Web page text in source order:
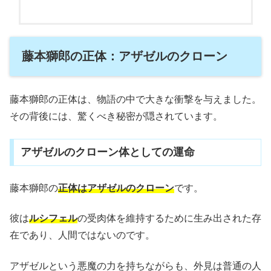
藤本獅郎の正体：アザゼルのクローン
藤本獅郎の正体は、物語の中で大きな衝撃を与えました。
その背後には、驚くべき秘密が隠されています。
アザゼルのクローン体としての運命
藤本獅郎の正体はアザゼルのクローンです。
彼はルシフェルの受肉体を維持するために生み出された存
在であり、人間ではないのです。
アザゼルという悪魔の力を持ちながらも、外見は普通の人